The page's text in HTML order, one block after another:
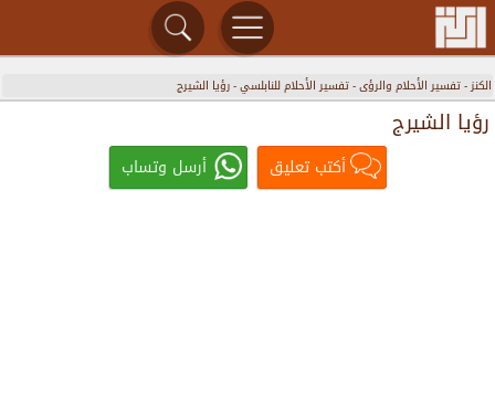
الكنز-تفسير الأحلام والرؤى-تفسير الأحلام للنابلسي-رؤيا الشيرج
رؤيا الشيرج
أكتب تعليق أرسل وتساب